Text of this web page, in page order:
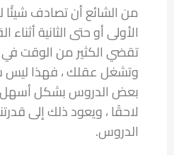
من الشائع أن تصادف شيئًا
الأولى أو حتى الثانية
تقضي الكثير من الوقت
وتشغل عقلك ، فهذا ليس
بعض الدروس بشكل
لاحقًا ، ويعود ذلك إلى
الدروس.